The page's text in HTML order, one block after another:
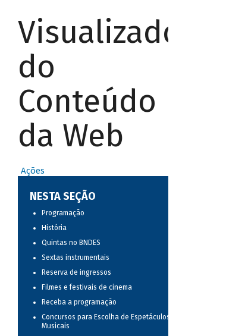
Visualizador
do
Conteúdo
da Web
Ações
NESTA SEÇÃO
Programação
História
Quintas no BNDES
Sextas instrumentais
Reserva de ingressos
Filmes e festivais de cinema
Receba a programação
Concursos para Escolha de Espetáculos
Musicais